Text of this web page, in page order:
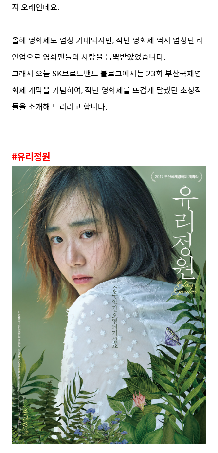
지 오래인데요.
올해 영화제도 엄청 기대되지만, 작년 영화제 역시 엄청난 라
인업으로 영화팬들의 사랑을 듬뿍받았었습니다.
그래서 오늘 SK브로드밴드 블로그에서는 23회 부산국제영
화제 개막을 기념하여, 작년 영화제를 뜨겁게 달궜던 초청작
들을 소개해 드리려고 합니다.
#유리정원